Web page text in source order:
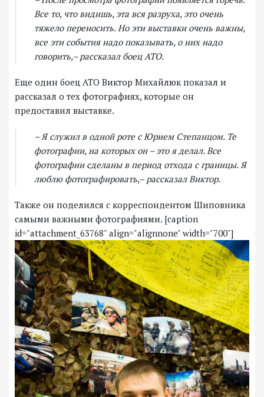
Все то, что видишь, эта вся разруха, это очень
тяжело переносить. Но эти выставки очень важны,
все эти события надо показывать, о них надо
говорить,– рассказал боец АТО.
Еще один боец АТО Виктор Михайлюк показал и
рассказал о тех фотографиях, которые он
предоставил выставке.
– Я служил в одной роте с Юрием Степанцом. Те
фотографии, на которых он – это я делал. Все
фотографии сделаны в период отхода с границы. Я
люблю фотографировать,– рассказал Виктор.
Также он поделился с корреспондентом Шиповника
самыми важными фотографиями. [caption
id="attachment_63768" align="alignnone" width="700"]